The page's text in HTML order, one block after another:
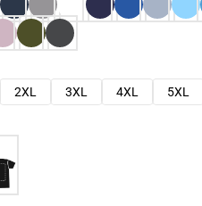
2XL 3XL 4XL
5XL